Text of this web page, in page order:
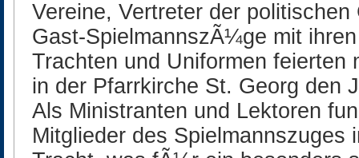
Vereine, Vertreter der
Gast-SpielmannszÃ¼ge mit
Trachten und Uniformen feierten
in der Pfarrkirche St. Georg den
Als Ministranten und Lektoren
Mitglieder des Spielmannszuges